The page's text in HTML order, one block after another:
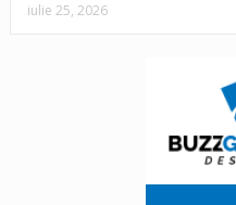
iulie 25, 2026